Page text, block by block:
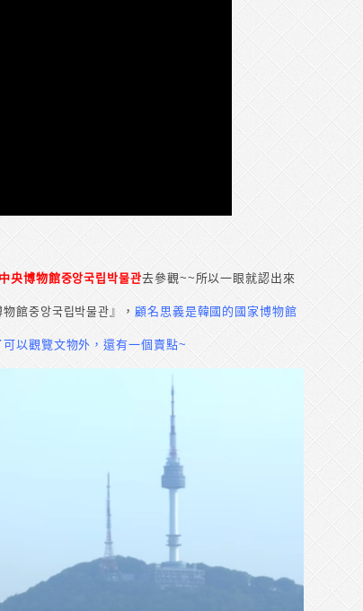
央博物館중앙국립박물관去參觀~~所以一眼就認出來
館중앙국립박물관』，顧名思義是韓國的國家博物館
以觀覽文物外，還有一個賣點~